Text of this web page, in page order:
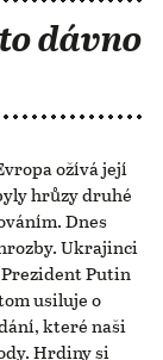
dávno
ožívá její
hrůzy druhé
Dnes
Ukrajinci
Putin
usiluje o
které naši
Hrdiny si